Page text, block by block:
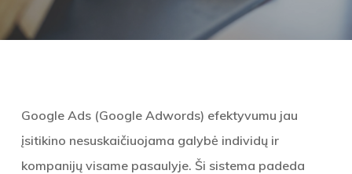
Google Ads (Google Adwords) efektyvumu jau
įsitikino nesuskaičiuojama galybė individų ir
kompanijų visame pasaulyje. Ši sistema padeda